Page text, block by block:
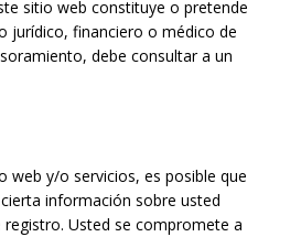
sitio web constituye o pretende
jurídico, financiero o médico de
debe consultar a un
web y/o servicios, es posible que
información sobre usted
Usted se compromete a